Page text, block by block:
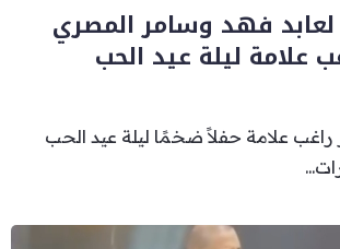
فهد وسامر المصري
علامة ليلة عيد الحب
راغب علامة حفلاً ضخمًا ليلة عيد الحب